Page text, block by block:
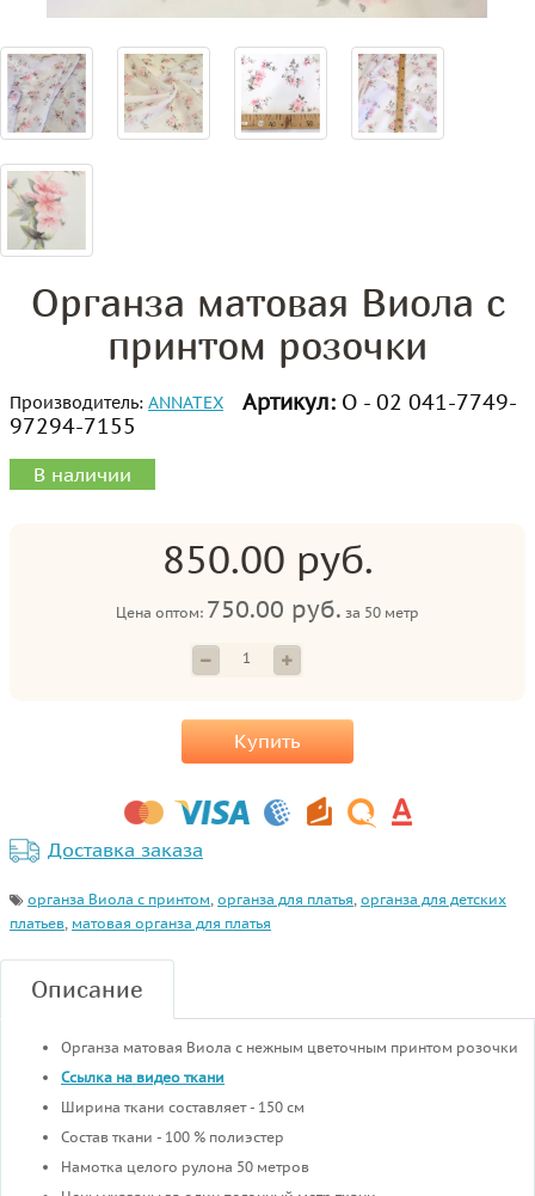
Органза матовая Виола с
принтом розочки
Производитель: ANNATEX Артикул: О - 02 041-7749-
97294-7155
В наличии
850.00 руб.
Цена оптом: 750.00 руб. за 50 метр
Купить
Доставка заказа
органза Виола с принтом, органза для платья, органза для детских
платьев, матовая органза для платья
Описание
Органза матовая Виола с нежным цветочным принтом розочки
Ссылка на видео ткани
Ширина ткани составляет - 150 см
Состав ткани - 100 % полиэстер
Намотка целого рулона 50 метров